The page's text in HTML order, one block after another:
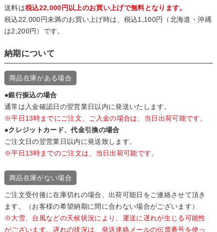
送料は税込22,000円以上のお買い上げで無料となります。
税込22,000円未満のお買い上げ時は、税込1,100円（北海道・沖縄
は2,200円）です。
納期について
商品在庫がある場合
●銀行振込の場合
通常は入金確認日の翌営業日以内に発送いたします。
※平日13時までにご注文、ご入金の場合は、当日出荷可能です。
●クレジットカード、代金引換の場合
ご注文日の翌営業日以内に発送致します。
※平日13時までのご注文は、当日出荷可能です。
商品在庫がない場合
ご注文受付後に在庫切れの場合、出荷可能日をご連絡させて頂き
ます。（お客様の希望納期に間に合わない場合がございます）
※大雪、台風などの天候状況により、運送に遅れが生じる可能性
がございます。遅れの状況は、発送連絡メールの伝票番号を使っ